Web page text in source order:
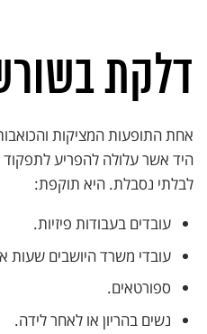
דלקת
אחת התופעות המציקות
היד אשר עלולה להפריע לתפקוד
לבלתי נסבלת. היא תוקפת:
עובדים בעבודות פיזיות.
עובדי משרד היושבים שעות
ספורטאים.
נשים בהריון או לאחר לידה.